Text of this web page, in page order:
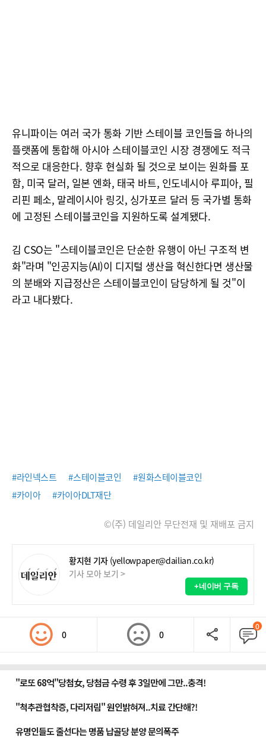
유니파이는 여러 국가 통화 기반 스테이블 코인들을 하나의
플랫폼에 통합해 아시아 스테이블코인 시장 경쟁에도 적극
적으로 대응한다. 향후 현실화 될 것으로 보이는 원화를 포
함, 미국 달러, 일본 엔화, 태국 바트, 인도네시아 루피아, 필
리핀 페소, 말레이시아 링깃, 싱가포르 달러 등 국가별 통화
에 고정된 스테이블코인을 지원하도록 설계됐다.
김 CSO는 "스테이블코인은 단순한 유행이 아닌 구조적 변
화"라며 "인공지능(AI)이 디지털 생산을 혁신한다면 생산물
의 분배와 지급정산은 스테이블코인이 담당하게 될 것"이
라고 내다봤다.
#라인넥스트 #스테이블코인
#원화스테이블코인
#카이아
#카이아DLT재단
©(주) 데일리안 무단전재 및 재배포 금지
황지현 기자 (yellowpaper@dailian.co.kr)
기사 모아 보기 >
+네이버 구독
0 0
0